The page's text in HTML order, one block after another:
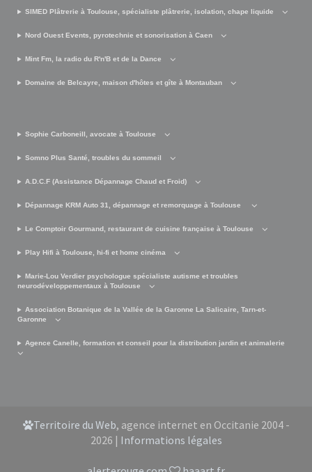
SIMED Plâtrerie à Toulouse, spécialiste plâtrerie, isolation, chape liquide
Nord Ouest Events, pyrotechnie et sonorisation à Caen
Mint Fm, la radio du R'n'B et de la Dance
Domaine de Belcayre, maison d'hôtes et gîte à Montauban
Sophie Carboneill, avocate à Toulouse
Somno Plus Santé, troubles du sommeil
A.D.C.F (Assistance Dépannage Chaud et Froid)
Dépannage KRM Auto 31, dépannage et remorquage à Toulouse
Le Comptoir Gourmand, restaurant de cuisine française à Toulouse
Play Hifi à Toulouse, hi-fi et home cinéma
Marie-Lou Verdier psychologue spécialiste autisme et troubles
neurodéveloppementaux à Toulouse
Association Botanique de la Vallée de la Garonne La Salicaire, Tarn-et-
Garonne
Agence Canelle, formation et conseil pour la distribution jardin et animalerie
Territoire du Web, agence internet en Occitanie 2004 -
2026 | Informations légales